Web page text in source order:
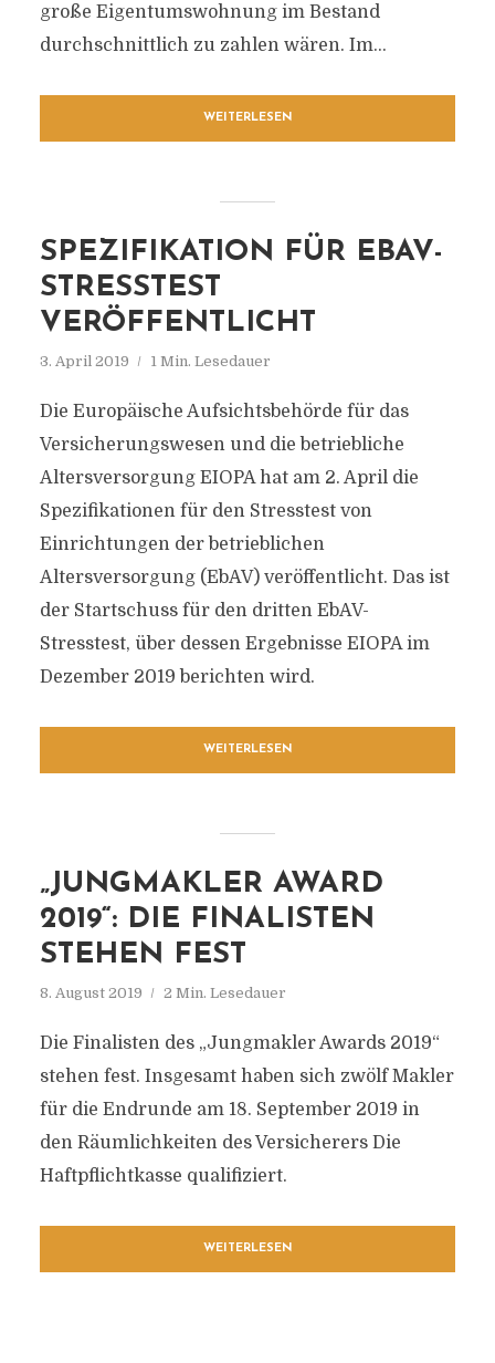
große Eigentumswohnung im Bestand
durchschnittlich zu zahlen wären. Im...
WEITERLESEN
SPEZIFIKATION FÜR EBAV-
STRESSTEST
VERÖFFENTLICHT
3. April 2019 1 Min. Lesedauer
Die Europäische Aufsichtsbehörde für das
Versicherungswesen und die betriebliche
Altersversorgung EIOPA hat am 2. April die
Spezifikationen für den Stresstest von
Einrichtungen der betrieblichen
Altersversorgung (EbAV) veröffentlicht. Das ist
der Startschuss für den dritten EbAV-
Stresstest, über dessen Ergebnisse EIOPA im
Dezember 2019 berichten wird.
WEITERLESEN
„JUNGMAKLER AWARD
2019“: DIE FINALISTEN
STEHEN FEST
8. August 2019 2 Min. Lesedauer
Die Finalisten des „Jungmakler Awards 2019“
stehen fest. Insgesamt haben sich zwölf Makler
für die Endrunde am 18. September 2019 in
den Räumlichkeiten des Versicherers Die
Haftpflichtkasse qualifiziert.
WEITERLESEN